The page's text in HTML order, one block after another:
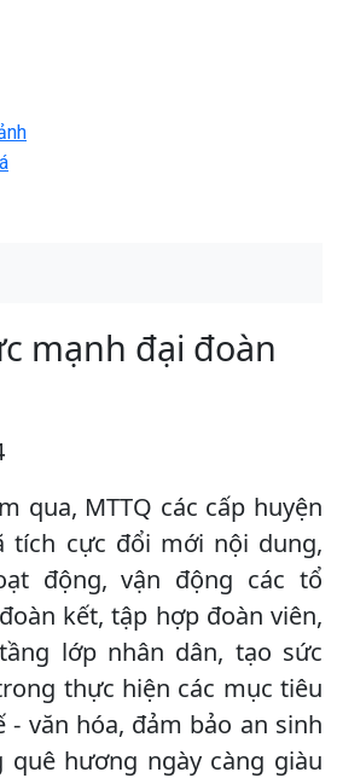
mạnh đại đoàn
qua, MTTQ các cấp huyện
tích cực đổi mới nội dung,
động, vận động các tổ
kết, tập hợp đoàn viên,
lớp nhân dân, tạo sức
thực hiện các mục tiêu
văn hóa, đảm bảo an sinh
hương ngày càng giàu